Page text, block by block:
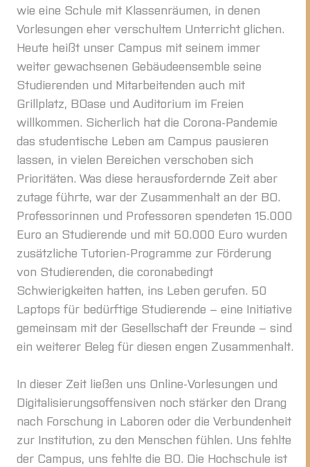
wie eine Schule mit Klassenräumen, in denen
Vorlesungen eher verschultem Unterricht glichen.
Heute heißt unser Campus mit seinem immer
weiter gewachsenen Gebäudeensemble seine
Studierenden und Mitarbeitenden auch mit
Grillplatz, BOase und Auditorium im Freien
willkommen. Sicherlich hat die Corona-Pandemie
das studentische Leben am Campus pausieren
lassen, in vielen Bereichen verschoben sich
Prioritäten. Was diese herausfordernde Zeit aber
zutage führte, war der Zusammenhalt an der BO.
Professorinnen und Professoren spendeten 15.000
Euro an Studierende und mit 50.000 Euro wurden
zusätzliche Tutorien-Programme zur Förderung
von Studierenden, die coronabedingt
Schwierigkeiten hatten, ins Leben gerufen. 50
Laptops für bedürftige Studierende – eine Initiative
gemeinsam mit der Gesellschaft der Freunde – sind
ein weiterer Beleg für diesen engen Zusammenhalt.
In dieser Zeit ließen uns Online-Vorlesungen und
Digitalisierungsoffensiven noch stärker den Drang
nach Forschung in Laboren oder die Verbundenheit
zur Institution, zu den Menschen fühlen. Uns fehlte
der Campus, uns fehlte die BO. Die Hochschule ist